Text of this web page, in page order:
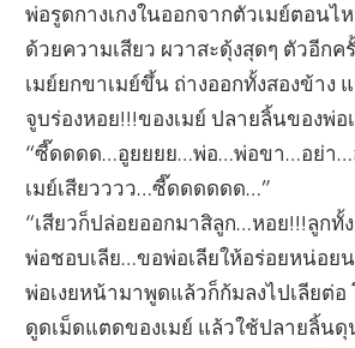
พ่อรูดกางเกงในออกจากตัวเมย์ตอนไ
ด้วยความเสียว ผวาสะดุ้งสุดๆ ตัวอีก
เมย์ยกขาเมย์ขึ้น ถ่างออกทั้งสองข้าง
จูบร่องหอย!!!ของเมย์ ปลายลิ้นของพ่
“ซี๊ดดดด…อูยยยย…พ่อ…พ่อขา…อย่า…
เมย์เสียวววว…ซี๊ดดดดดด…”
“เสียวก็ปล่อยออกมาสิลูก…หอย!!!ลูก
พ่อชอบเลีย…ขอพ่อเลียให้อร่อยหน่อย
พ่อเงยหน้ามาพูดแล้วก็ก้มลงไปเลียต่
ดูดเม็ดแตดของเมย์ แล้วใช้ปลายลิ้นดุน